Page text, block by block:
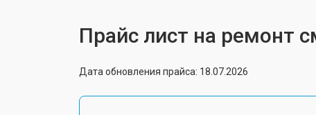
Прайс лист на ремонт
Дата обновления прайса: 18.07.2026